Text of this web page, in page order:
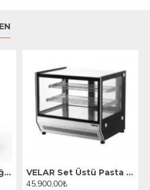
Vosco VST-520ECS Öğütücülü Barista Espresso Kahve Makinesi, 1 Gruplu, Siyah VELAR Set Üstü Pasta Teşhir Dolabı, 70 cm
45.900,00₺